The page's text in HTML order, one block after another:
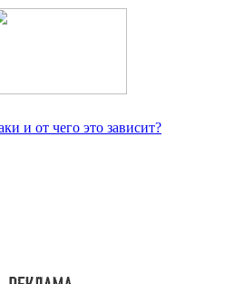
и от чего это зависит?